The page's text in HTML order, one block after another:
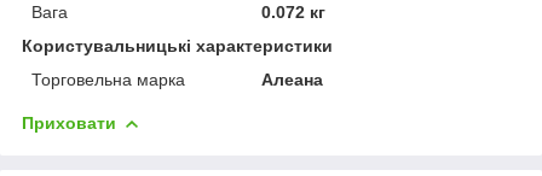
Вага
0.072 кг
Користувальницькі характеристики
Торговельна марка
Алеана
Приховати